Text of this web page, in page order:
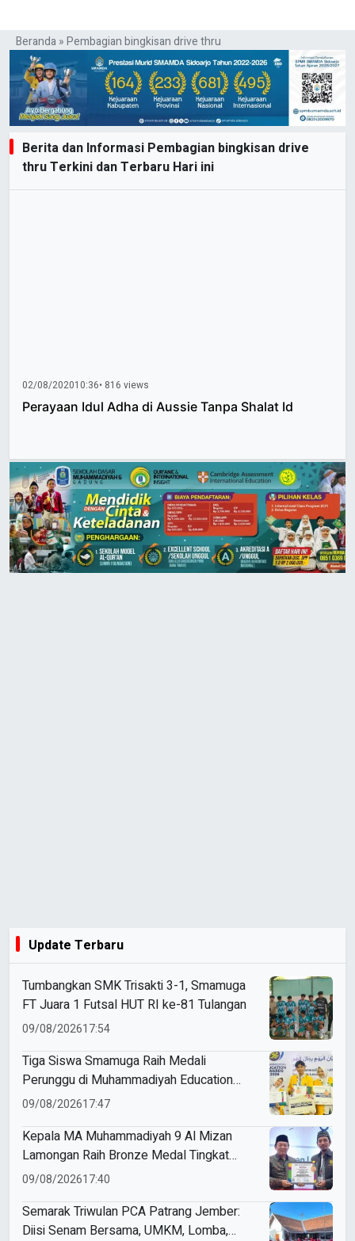
Beranda»Pembagian bingkisan drive thru
Berita dan Informasi Pembagian bingkisan drive
thru Terkini dan Terbaru Hari ini
02/08/202010:36• 816 views
Perayaan Idul Adha di Aussie Tanpa Shalat Id
Update Terbaru
Tumbangkan SMK Trisakti 3-1, Smamuga
FT Juara 1 Futsal HUT RI ke-81 Tulangan
09/08/202617:54
Tiga Siswa Smamuga Raih Medali
Perunggu di Muhammadiyah Education
Awards 2026
09/08/202617:47
Kepala MA Muhammadiyah 9 Al Mizan
Lamongan Raih Bronze Medal Tingkat
Jawa Timur pada ME Awards 2026
09/08/202617:40
Semarak Triwulan PCA Patrang Jember:
Diisi Senam Bersama, UMKM, Lomba,